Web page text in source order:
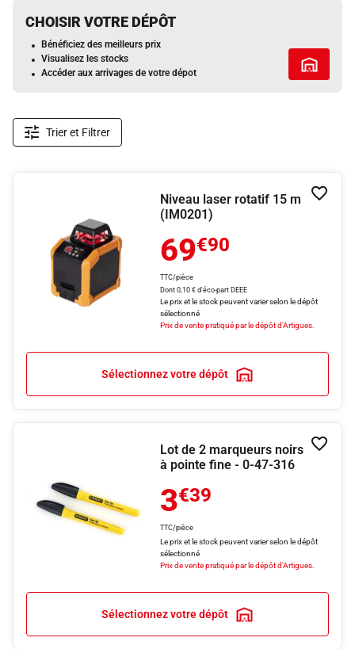
CHOISIR VOTRE DÉPÔT
Bénéficiez des meilleurs prix
Visualisez les stocks
Accéder aux arrivages de votre dépot
Tous les
Trier et Filtrer
Niveau laser rotatif 15 m
(IM0201)
69€90
TTC/pièce
Dont 0,10 € d'éco-part DEEE
Le prix et le stock peuvent varier selon le dépôt
sélectionné
Prix de vente pratiqué par le dépôt d'Artigues.
Sélectionnez votre dépôt
Lot de 2 marqueurs noirs
à pointe fine - 0-47-316
3€39
TTC/pièce
Le prix et le stock peuvent varier selon le dépôt
sélectionné
Prix de vente pratiqué par le dépôt d'Artigues.
Sélectionnez votre dépôt